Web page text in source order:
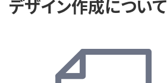
デザイン作成について